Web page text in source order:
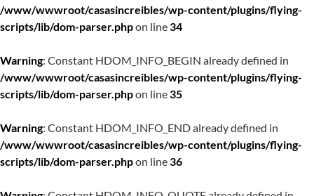
/www/wwwroot/casasincreibles/wp-content/plugins/flying-
scripts/lib/dom-parser.phpon line34
Warning: Constant HDOM_INFO_BEGIN already defined in
/www/wwwroot/casasincreibles/wp-content/plugins/flying-
scripts/lib/dom-parser.phpon line35
Warning: Constant HDOM_INFO_END already defined in
/www/wwwroot/casasincreibles/wp-content/plugins/flying-
scripts/lib/dom-parser.phpon line36